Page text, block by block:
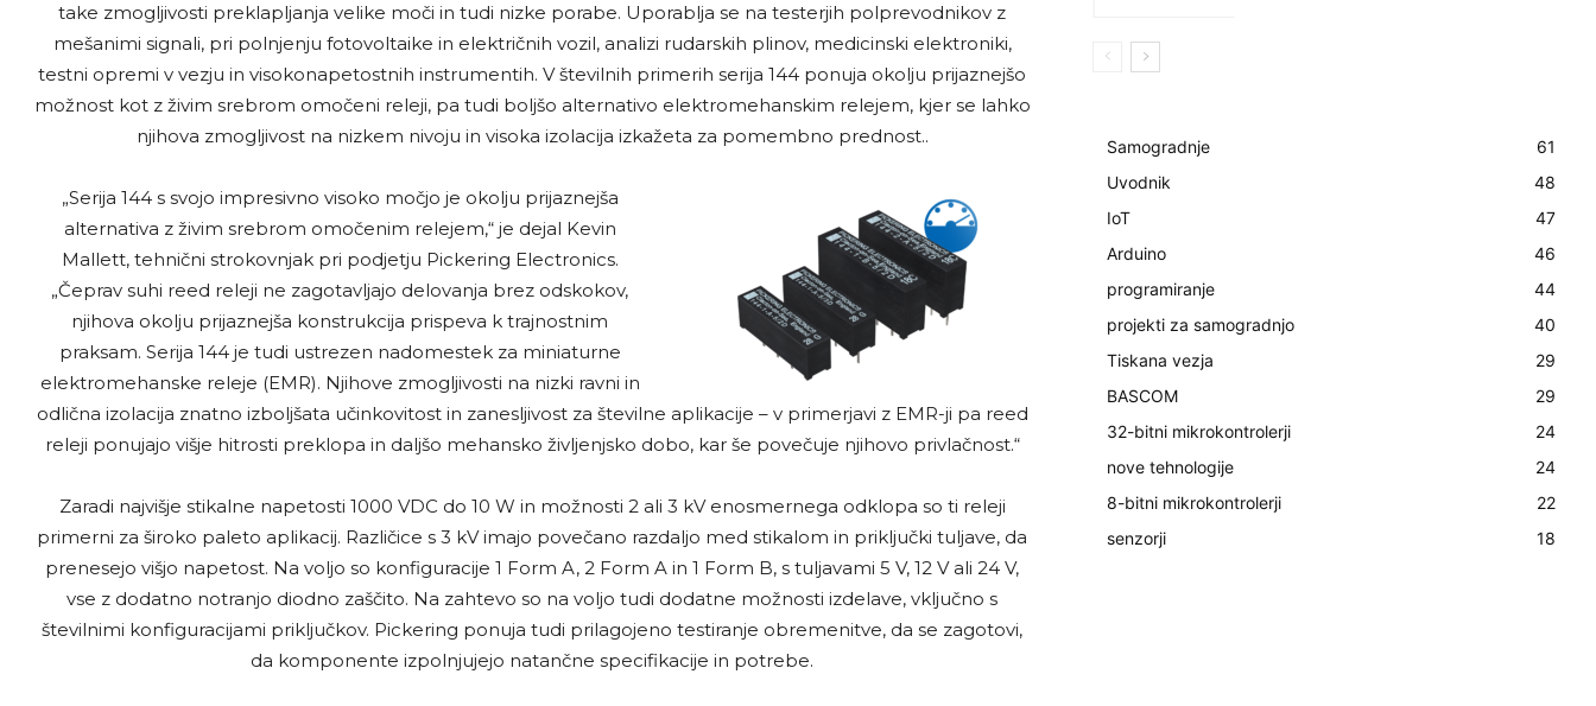
take zmogljivosti preklapljanja velike moči in tudi nizke porabe. Uporablja se na testerjih polprevodnikov z
mešanimi signali, pri polnjenju fotovoltaike in električnih vozil, analizi rudarskih plinov, medicinski elektroniki,
testni opremi v vezju in visokonapetostnih instrumentih. V številnih primerih serija 144 ponuja okolju prijaznejšo
možnost kot z živim srebrom omočeni releji, pa tudi boljšo alternativo elektromehanskim relejem, kjer se lahko
njihova zmogljivost na nizkem nivoju in visoka izolacija izkažeta za pomembno prednost..
„Serija 144 s svojo impresivno visoko močjo je okolju prijaznejša
alternativa z živim srebrom omočenim relejem,“ je dejal Kevin
Mallett, tehnični strokovnjak pri podjetju Pickering Electronics.
„Čeprav suhi reed releji ne zagotavljajo delovanja brez odskokov,
njihova okolju prijaznejša konstrukcija prispeva k trajnostnim
praksam. Serija 144 je tudi ustrezen nadomestek za miniaturne
elektromehanske releje (EMR). Njihove zmogljivosti na nizki ravni in
odlična izolacija znatno izboljšata učinkovitost in zanesljivost za številne aplikacije – v primerjavi z EMR-ji pa reed
releji ponujajo višje hitrosti preklopa in daljšo mehansko življenjsko dobo, kar še povečuje njihovo privlačnost.“
Zaradi najvišje stikalne napetosti 1000 VDC do 10 W in možnosti 2 ali 3 kV enosmernega odklopa so ti releji
primerni za široko paleto aplikacij. Različice s 3 kV imajo povečano razdaljo med stikalom in priključki tuljave, da
prenesejo višjo napetost. Na voljo so konfiguracije 1 Form A, 2 Form A in 1 Form B, s tuljavami 5 V, 12 V ali 24 V,
vse z dodatno notranjo diodno zaščito. Na zahtevo so na voljo tudi dodatne možnosti izdelave, vključno s
številnimi konfiguracijami priključkov. Pickering ponuja tudi prilagojeno testiranje obremenitve, da se zagotovi,
da komponente izpolnjujejo natančne specifikacije in potrebe.
Samogradnje
61
Uvodnik
48
IoT
47
Arduino
46
programiranje
44
projekti za samogradnjo
40
Tiskana vezja
29
BASCOM
29
32-bitni mikrokontrolerji
24
nove tehnologije
24
8-bitni mikrokontrolerji
22
senzorji
18